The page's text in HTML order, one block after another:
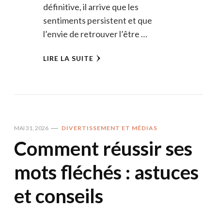
définitive, il arrive que les
sentiments persistent et que
l’envie de retrouver l’être …
LIRE LA SUITE
MAI 31, 2026 DIVERTISSEMENT ET MÉDIAS
Comment réussir ses
mots fléchés : astuces
et conseils